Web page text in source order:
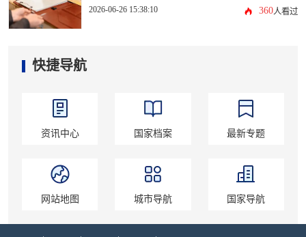
2026-06-26 15:38:10 360人看过
快捷导航
资讯中心 国家档案 最新专题
网站地图 城市导航 国家导航